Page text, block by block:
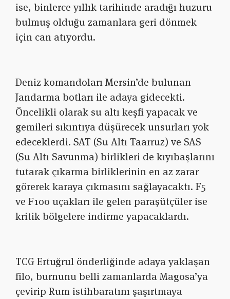
ise, binlerce yıllık tarihinde aradığı huzuru
bulmuş olduğu zamanlara geri dönmek
için can atıyordu.
Deniz komandoları Mersin’de bulunan
Jandarma botları ile adaya gidecekti.
Öncelikli olarak su altı keşfi yapacak ve
gemileri sıkıntıya düşürecek unsurları yok
edeceklerdi. SAT (Su Altı Taarruz) ve SAS
(Su Altı Savunma) birlikleri de kıyıbaşlarını
tutarak çıkarma birliklerinin en az zarar
görerek karaya çıkmasını sağlayacaktı. F5
ve F100 uçakları ile gelen paraşütçüler ise
kritik bölgelere indirme yapacaklardı.
TCG Ertuğrul önderliğinde adaya yaklaşan
filo, burnunu belli zamanlarda Magosa’ya
çevirip Rum istihbaratını şaşırtmaya